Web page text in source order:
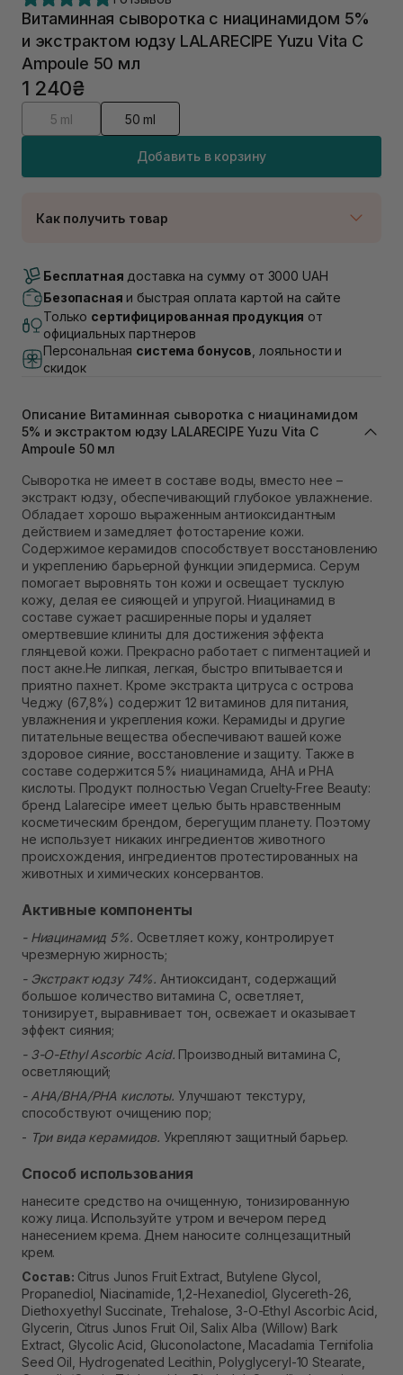
Витаминная сыворотка с ниацинамидом 5%
и экстрактом юдзу LALARECIPE Yuzu Vita C
Ampoule 50 мл
1 240₴
5 ml 50 ml
Добавить в корзину
Как получить товар
В наличии
Самовывоз г. Луцк, Винниченка 4
Нет в наличии!
Самовывоз г. Львов, ул. Академика Подстригача,
1В (Duck's Lake)
Нет в наличии!
Самовывоз Львов (Ивана Франко 36)
Самовывоз г. Львов ул. Степана Бандеры 43
В наличии
Самовывоз Ровно
Самовывоз г. Ровно, ул. Кулика и Гудачека 23 (ТЦ
Экватор)
В наличии
Бесплатная доставка на сумму от 3000 UAH
Безопасная и быстрая оплата картой на сайте
Только сертифицированная продукция от
официальных партнеров
Персональная система бонусов , лояльности и
скидок
Описание Витаминная сыворотка с ниацинамидом
5% и экстрактом юдзу LALARECIPE Yuzu Vita C
Ampoule 50 мл
Сыворотка не имеет в составе воды, вместо нее –
экстракт юдзу, обеспечивающий глубокое увлажнение.
Обладает хорошо выраженным антиоксидантным
действием и замедляет фотостарение кожи.
Содержимое керамидов способствует восстановлению
и укреплению барьерной функции эпидермиса. Серум
помогает выровнять тон кожи и освещает тусклую
кожу, делая ее сияющей и упругой. Ниацинамид в
составе сужает расширенные поры и удаляет
омертвевшие клиниты для достижения эффекта
глянцевой кожи. Прекрасно работает с пигментацией и
пост акне.Не липкая, легкая, быстро впитывается и
приятно пахнет. Кроме экстракта цитруса с острова
Чеджу (67,8%) содержит 12 витаминов для питания,
увлажнения и укрепления кожи. Керамиды и другие
питательные вещества обеспечивают вашей коже
здоровое сияние, восстановление и защиту. Также в
составе содержится 5% ниацинамида, АНА и РНА
кислоты. Продукт полностью Vegan Cruelty-Free Beauty:
бренд Lalarecipe имеет целью быть нравственным
косметическим брендом, берегущим планету. Поэтому
не использует никаких ингредиентов животного
происхождения, ингредиентов протестированных на
животных и химических консервантов.
Активные компоненты
- Ниацинамид 5%. Осветляет кожу, контролирует
чрезмерную жирность;
- Экстракт юдзу 74%. Антиоксидант, содержащий
большое количество витамина С, осветляет,
тонизирует, выравнивает тон, освежает и оказывает
эффект сияния;
- 3-O-Ethyl Ascorbic Acid. Производный витамина С,
осветляющий;
- AHA/BHA/PHA кислоты. Улучшают текстуру,
способствуют очищению пор;
- Три вида керамидов. Укрепляют защитный барьер.
Способ использования
нанесите средство на очищенную, тонизированную
кожу лица. Используйте утром и вечером перед
нанесением крема. Днем наносите солнцезащитный
крем.
Состав: Citrus Junos Fruit Extract, Butylene Glycol,
Propanediol, Niacinamide, 1,2-Hexanediol, Glycereth-26,
Diethoxyethyl Succinate, Trehalose, 3-O-Ethyl Ascorbic Acid,
Glycerin, Citrus Junos Fruit Oil, Salix Alba (Willow) Bark
Extract, Glycolic Acid, Gluconolactone, Macadamia Ternifolia
Seed Oil, Hydrogenated Lecithin, Polyglyceryl-10 Stearate,